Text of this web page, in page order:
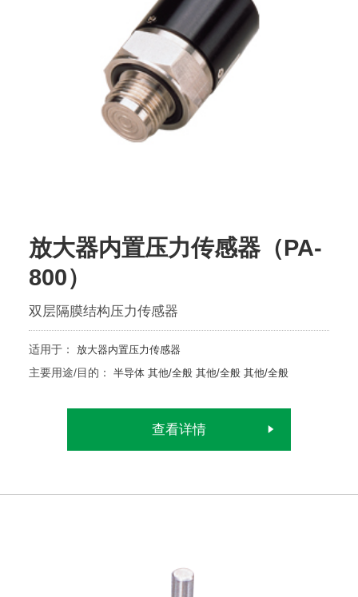
放大器内置压力传感器（PA-
800）
双层隔膜结构压力传感器
适用于： 放大器内置压力传感器
主要用途/目的： 半导体 其他/全般 其他/全般 其他/全般
查看详情